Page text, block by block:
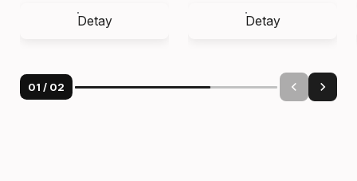
Detay Detay
01 / 02